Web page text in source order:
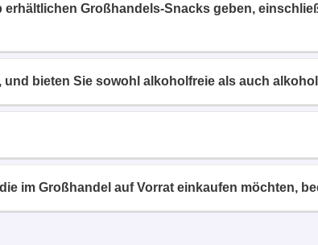
Großhandels-Snacks geben,
bieten Sie sowohl alkoholfreie als auch
im Großhandel auf Vorrat einkaufen möchten,